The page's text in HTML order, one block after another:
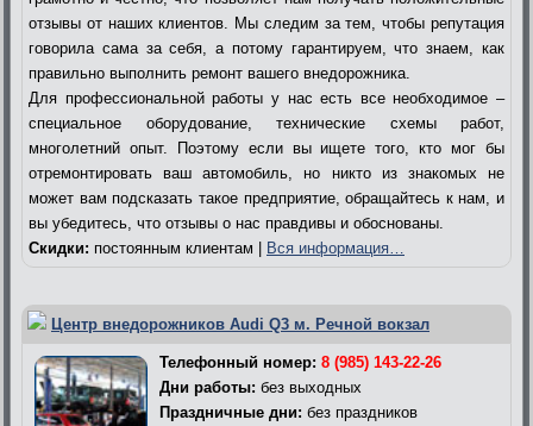
отзывы от наших клиентов. Мы следим за тем, чтобы репутация
говорила сама за себя, а потому гарантируем, что знаем, как
правильно выполнить ремонт вашего внедорожника.
Для профессиональной работы у нас есть все необходимое –
специальное оборудование, технические схемы работ,
многолетний опыт. Поэтому если вы ищете того, кто мог бы
отремонтировать ваш автомобиль, но никто из знакомых не
может вам подсказать такое предприятие, обращайтесь к нам, и
вы убедитесь, что отзывы о нас правдивы и обоснованы.
Скидки: постоянным клиентам | Вся информация…
Центр внедорожников Audi Q3 м. Речной вокзал
Телефонный номер: 8 (985) 143-22-26
Дни работы: без выходных
Праздничные дни: без праздников